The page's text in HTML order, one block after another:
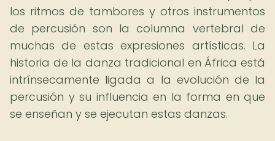
los ritmos de tambores y otros instrumentos
de percusión son la columna vertebral de
muchas de estas expresiones artísticas. La
historia de la danza tradicional en África está
intrínsecamente ligada a la evolución de la
percusión y su influencia en la forma en que
se enseñan y se ejecutan estas danzas.